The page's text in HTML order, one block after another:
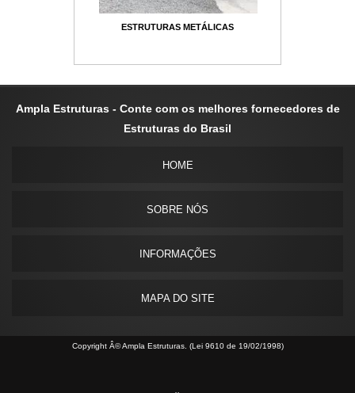
ESTRUTURAS METÁLICAS
Ampla Estruturas - Conte com os melhores fornecedores de
Estruturas do Brasil
HOME
SOBRE NÓS
INFORMAÇÕES
MAPA DO SITE
Copyright Â© Ampla Estruturas. (Lei 9610 de 19/02/1998)